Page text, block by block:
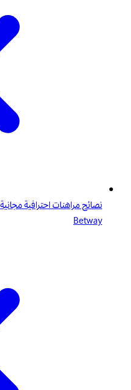
نصائح مراهنات احترافية
Betway